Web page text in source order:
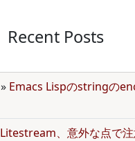
Recent Posts
» Emacs Lispのstringの
Litestream、意外な点で